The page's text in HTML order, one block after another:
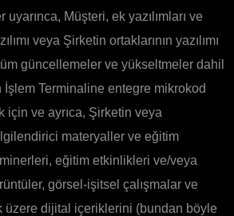
Müşteri, ek yazılımları ve
veya Şirketin ortaklarının yazılımı
güncellemeler ve yükseltmeler dahil
Terminaline entegre mikrokod
için ve ayrıca, Şirketin veya
materyaller ve eğitim
eğitim etkinlikleri ve/veya
görsel-işitsel çalışmalar ve
üzere dijital içeriklerini (bundan böyle